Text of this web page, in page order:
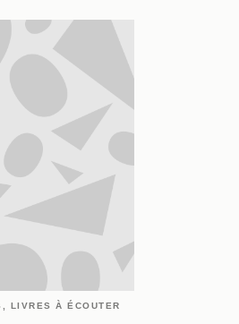
LIVRES À ÉCOUTER